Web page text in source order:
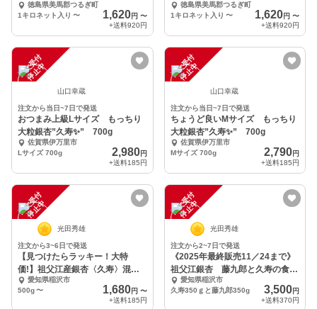
徳島県美馬郡つるぎ町
1キロネット入り 〜 1,620円 〜
+送料920円
徳島県美馬郡つるぎ町
1キロネット入り 〜 1,620円 〜
+送料920円
注
文
受
付
停
止
中
山口幸蔵
注文から当日~7日で発送
おつまみ上級Lサイズ もっちり
大粒銀杏”久寿✨” 700g
佐賀県伊万里市
Lサイズ 700g
2,980円
+送料185円
注
文
受
付
停
止
中
山口幸蔵
注文から当日~7日で発送
ちょうど良いMサイズ もっちり
大粒銀杏”久寿✨” 700g
佐賀県伊万里市
Mサイズ 700g
2,790円
+送料185円
注
文
受
付
停
止
中
光田秀雄
注文から3~6日で発送
【見つけたらラッキー！大特
価!】祖父江産銀杏〈久寿〉混合
MIXサイズ
愛知県稲沢市
500g〜 1,680円 〜
+送料185円
注
文
受
付
停
止
中
光田秀雄
注文から2~7日で発送
《2025年最終販売11／24まで》
祖父江銀杏 藤九郎と久寿の食べ
比べセット
愛知県稲沢市
久寿350ｇと藤九郎350g
3,500円
+送料370円